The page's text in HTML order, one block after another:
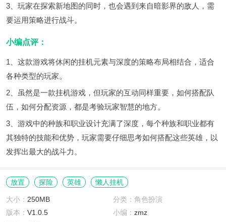
3、玩家在探索新地图的同时，也会遇到来自暗影界的敌人，需
要运用策略进行战斗。
小编点评：
1、这款游戏将休闲的挂机元素与深度的策略布局相结合，适合
各种类型的玩家。
2、虽然是一款挂机游戏，但玩家的互动同样重要，如何搭配队
伍，如何分配资源，都是考验玩家智慧的地方。
3、游戏中的种族和职业设计充满了深度，每个种族和职业都有
其独特的技能和优势，玩家需要仔细思考如何搭配这些英雄，以
发挥出最大的战斗力。
放置 探险 英雄 懒人挂机
大小： 250MB
分类：角色扮演
版本： V1.0.5 小编： zmz